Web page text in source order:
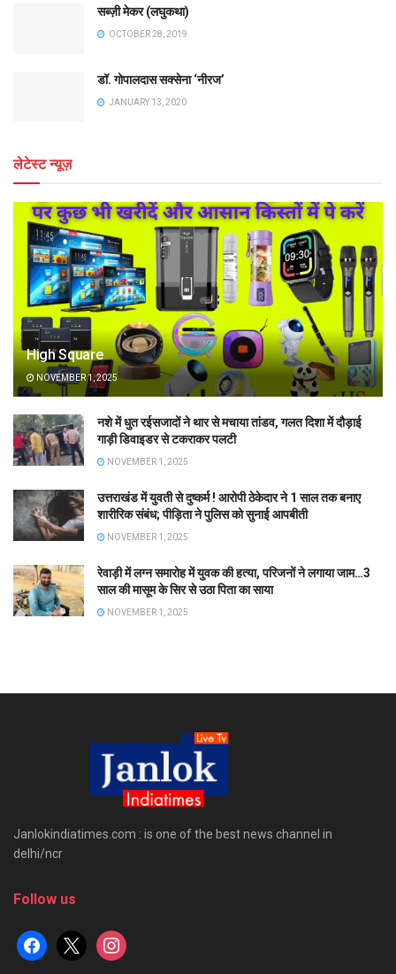
सब्ज़ी मेकर (लघुकथा)
OCTOBER 28, 2019
डॉ. गोपालदास सक्सेना ‘नीरज’
JANUARY 13, 2020
लेटेस्ट न्यूज़
High Square
NOVEMBER 1, 2025
नशे में धुत रईसजादों ने थार से मचाया तांडव, गलत दिशा में दौड़ाई
गाड़ी डिवाइडर से टकराकर पलटी
NOVEMBER 1, 2025
उत्तराखंड में युवती से दुष्कर्म ! आरोपी ठेकेदार ने 1 साल तक बनाए
शारीरिक संबंध; पीड़िता ने पुलिस को सुनाई आपबीती
NOVEMBER 1, 2025
रेवाड़ी में लग्न समारोह में युवक की हत्या, परिजनों ने लगाया जाम…3
साल की मासूम के सिर से उठा पिता का साया
NOVEMBER 1, 2025
Janlokindiatimes.com : is one of the best news channel in
delhi/ncr
Follow us
facebook
x instagram